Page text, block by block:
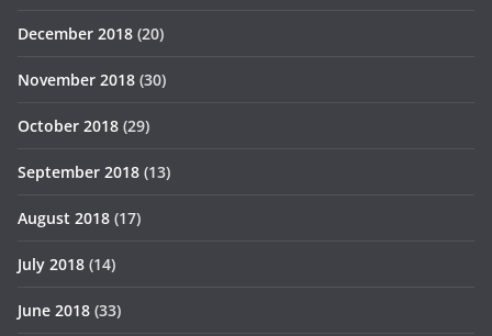
December 2018 (20)
November 2018 (30)
October 2018 (29)
September 2018 (13)
August 2018 (17)
July 2018 (14)
June 2018 (33)